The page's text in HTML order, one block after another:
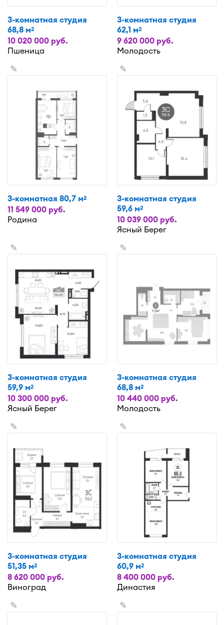
3-комнатная студия
68,8 м2
10 020 000 руб.
Пшеница
3-комнатная студия
62,1 м2
9 620 000 руб.
Молодость
✎
3-комнатная 80,7 м2
11 549 000 руб.
Родина
✎
3-комнатная студия
59,6 м2
10 039 000 руб.
Ясный Берег
✎
3-комнатная студия
59,9 м2
10 300 000 руб.
Ясный Берег
✎
3-комнатная студия
68,8 м2
10 440 000 руб.
Молодость
✎
3-комнатная студия
51,35 м2
8 620 000 руб.
Виноград
✎
3-комнатная студия
60,9 м2
8 400 000 руб.
Династия
✎ ✎